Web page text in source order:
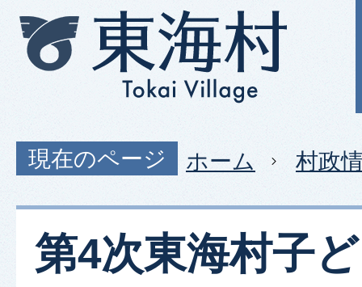
現在のページ ホーム 村政
第4次東海村子